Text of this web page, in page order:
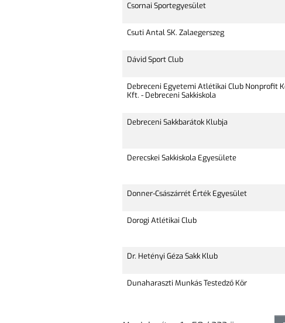
Csornai Sportegyesület
Csuti Antal SK. Zalaegerszeg
Dávid Sport Club
Debreceni Egyetemi Atlétikai Club Nonprofit
Kft. - Debreceni Sakkiskola
Debreceni Sakkbarátok Klubja
Derecskei Sakkiskola Egyesülete
Donner-Császárrét Érték Egyesület
Dorogi Atlétikai Club
Dr. Hetényi Géza Sakk Klub
Dunaharaszti Munkás Testedző Kör